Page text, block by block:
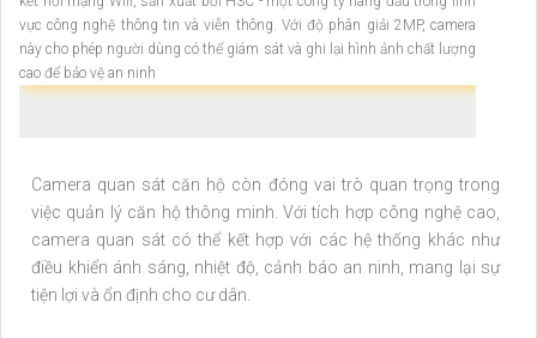
vực công nghệ thông tin và viễn thông. Với độ phân giải 2MP, camera
này cho phép người dùng có thể giám sát và ghi lại hình ảnh chất lượng
cao để bảo vệ an ninh
Camera quan sát căn hộ còn đóng vai trò quan trọng trong
việc quản lý căn hộ thông minh. Với tích hợp công nghệ cao,
camera quan sát có thể kết hợp với các hệ thống khác như
điều khiển ánh sáng, nhiệt độ, cảnh báo an ninh, mang lại sự
tiện lợi và ổn định cho cư dân.